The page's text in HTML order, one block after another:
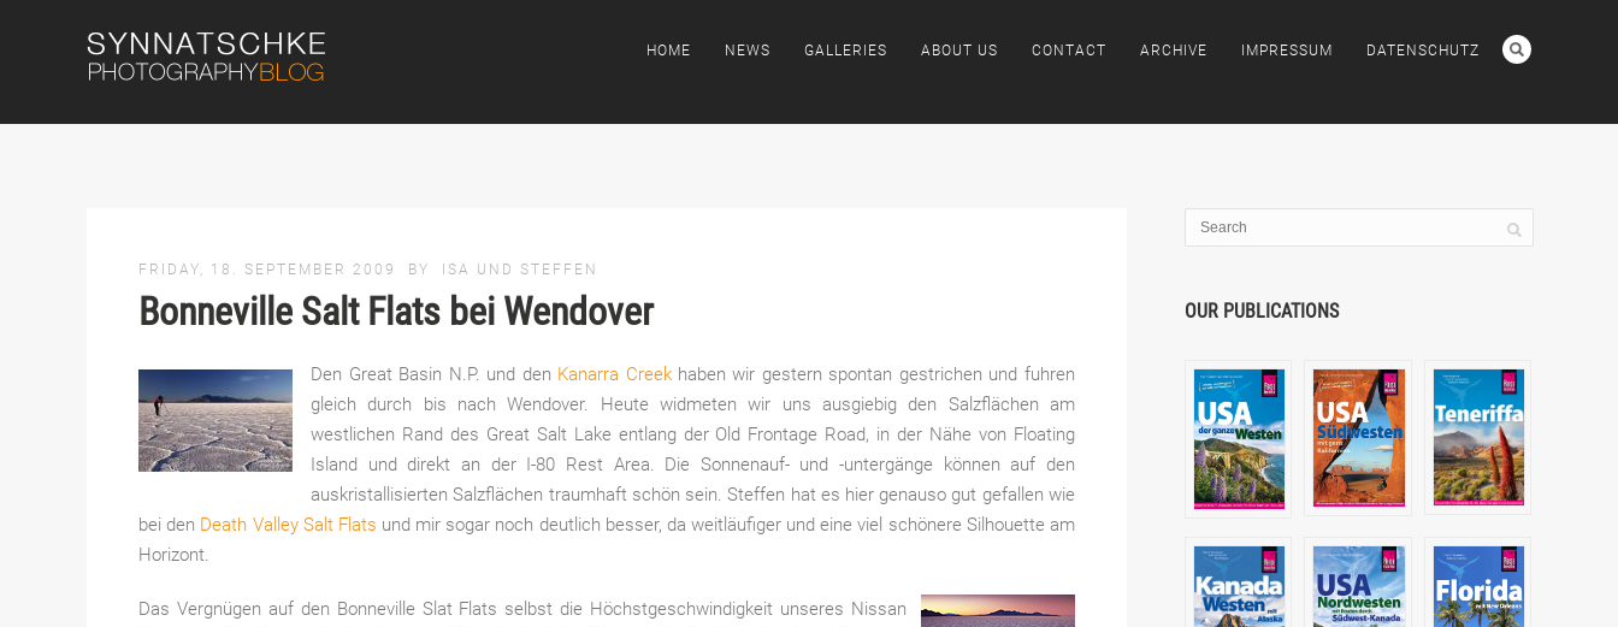
HOME NEWS GALLERIES ABOUT US CONTACT ARCHIVE IMPRESSUM DATENSCHUTZ
FRIDAY, 18. SEPTEMBER 2009 BY ISA UND STEFFEN
Bonneville Salt Flats bei Wendover
Den Great Basin N.P. und den Kanarra Creekhaben wir gestern spontan gestrichen und fuhren
gleich durch bis nach Wendover. Heute widmeten wir uns ausgiebig den Salzflächen am
westlichen Rand des Great Salt Lake entlang der Old Frontage Road, in der Nähe von Floating
Island und direkt an der I-80 Rest Area. Die Sonnenauf- und -untergänge
können auf den
auskristallisierten Salzflächen traumhaft schön sein. Steffen hat es hier genauso gut gefallen wie
bei den Death Valley Salt Flats und mir sogar noch deutlich besser, da weitläufiger und eine viel schönere Silhouette am
Horizont.
Das Vergnügen auf den Bonneville Slat Flats selbst die Höchstgeschwindigkeit unseres Nissan
OUR PUBLICATIONS